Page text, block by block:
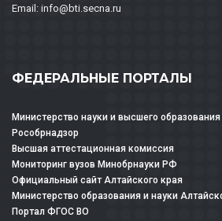
Email: info@bti.secna.ru
ФЕДЕРАЛЬНЫЕ ПОРТАЛЫ
Министерство науки и высшего
Рособрнадзор
Высшая аттестационная комиссия
Мониторинг вузов Минобрнауки РФ
Официальный сайт Алтайского края
Министерство образования и науки
Портал ФГОС ВО